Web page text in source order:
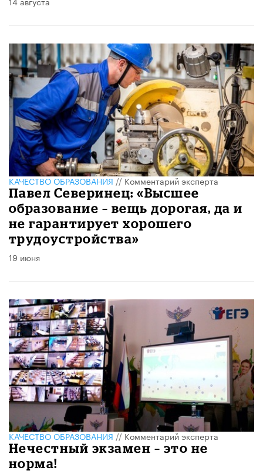
КАЧЕСТВО ОБРАЗОВАНИЯ//Комментарий эксперта
Павел Северинец: «Высшее
образование – вещь дорогая, да и
не гарантирует хорошего
трудоустройства»
19 июня
КАЧЕСТВО ОБРАЗОВАНИЯ//Комментарий эксперта
Нечестный экзамен – это не
норма!